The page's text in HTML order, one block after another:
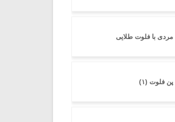
مردی با فلوت طلایی
پن فلوت (۱)